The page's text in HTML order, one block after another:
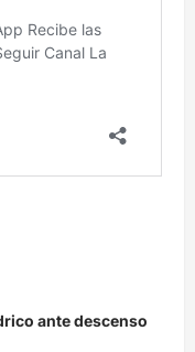
ante descenso